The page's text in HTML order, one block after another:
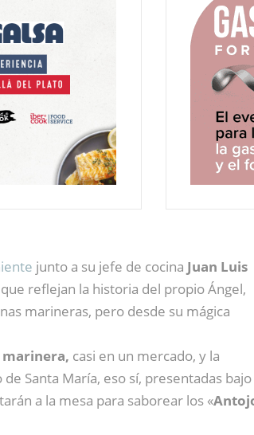
junto a su jefe de cocina Juan Luis
que reflejan la historia del propio Ángel,
marineras, pero desde su mágica
casi en un mercado, y la
Santa María, eso sí, presentadas bajo
a la mesa para saborear los «